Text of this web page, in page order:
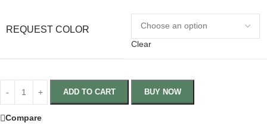
REQUEST COLOR
Clear
ADD TO CART BUY NOW
Compare